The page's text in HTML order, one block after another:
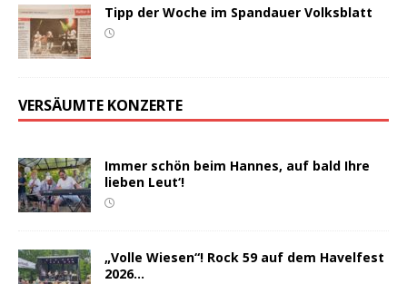
Tipp der Woche im Spandauer Volksblatt
VERSÄUMTE KONZERTE
Immer schön beim Hannes, auf bald Ihre
lieben Leut‘!
„Volle Wiesen“! Rock 59 auf dem Havelfest
2026…